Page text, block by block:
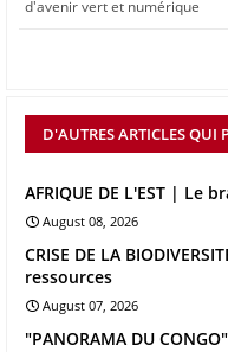
d'avenir vert et numérique
D'AUTRES ARTICLES QUI
AFRIQUE DE L'EST | Le
August 08, 2026
CRISE DE LA
ressources
August 07, 2026
"PANORAMA DU